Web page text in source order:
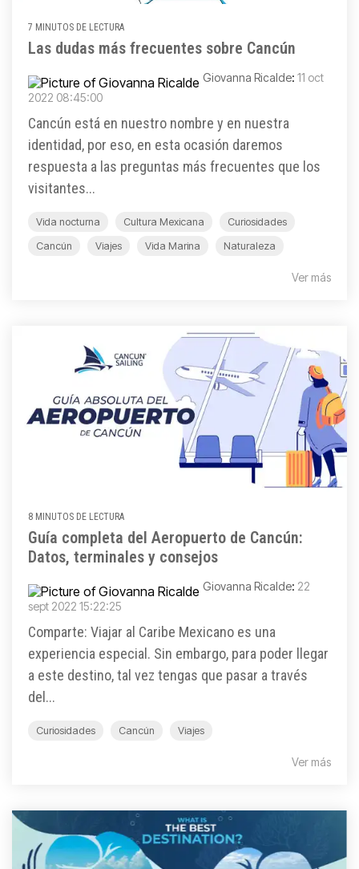
7 MINUTOS DE LECTURA
Las dudas más frecuentes sobre Cancún
Giovanna Ricalde: 11 oct
2022 08:45:00
Cancún está en nuestro nombre y en nuestra
identidad, por eso, en esta ocasión daremos
respuesta a las preguntas más frecuentes que los
visitantes...
Vida nocturna Cultura Mexicana
Curiosidades
Cancún
Viajes Vida Marina Naturaleza
Ver más
8 MINUTOS DE LECTURA
Guía completa del Aeropuerto de Cancún:
Datos, terminales y consejos
Giovanna Ricalde: 22
sept 2022 15:22:25
Comparte: Viajar al Caribe Mexicano es una
experiencia especial. Sin embargo, para poder llegar
a este destino, tal vez tengas que pasar a través
del...
Curiosidades Cancún Viajes
Ver más